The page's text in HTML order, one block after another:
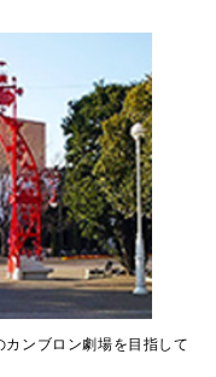
ンブロン劇場を目指して